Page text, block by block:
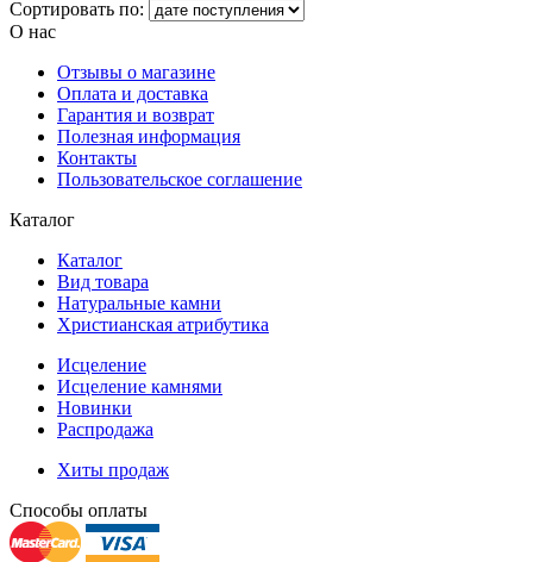
Сортировать по:
О нас
Отзывы о магазине
Оплата и доставка
Гарантия и возврат
Полезная информация
Контакты
Пользовательское соглашение
Каталог
Каталог
Вид товара
Натуральные камни
Христианская атрибутика
Исцеление
Исцеление камнями
Новинки
Распродажа
Хиты продаж
Способы оплаты